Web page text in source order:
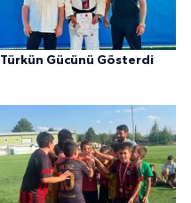
Türkün Gücünü Gösterdi